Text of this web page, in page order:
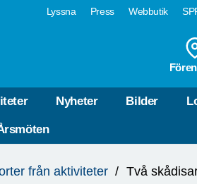
Lyssna Press Webbutik
Nyheter Bilder
från aktiviteter Två